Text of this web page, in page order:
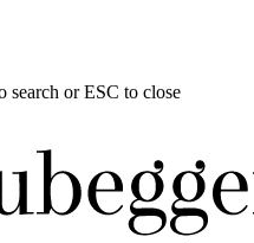
search or ESC to close